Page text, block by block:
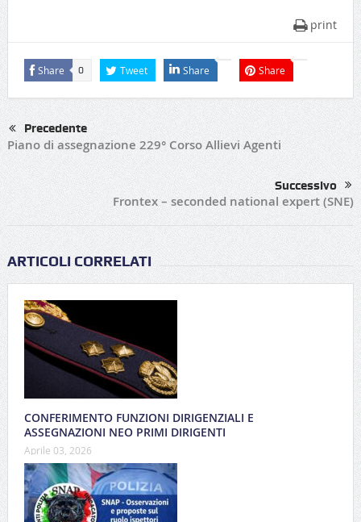
print
Share 0 Tweet Share Share
Precedente
Piano di assegnazione 229° Corso Allievi Agenti
Successivo
Frontex – seconded national expert (SNE)
ARTICOLI CORRELATI
CONFERIMENTO FUNZIONI DIRIGENZIALI E
ASSEGNAZIONI NEO PRIMI DIRIGENTI
Aprile 03, 2026